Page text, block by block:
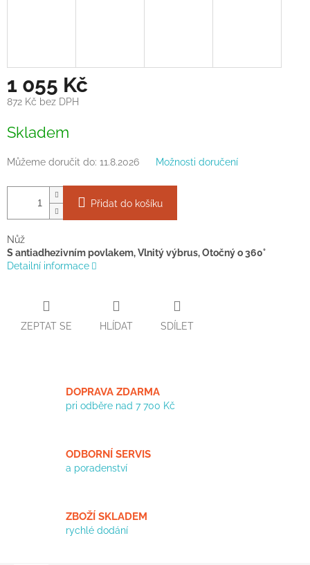
1 055 Kč
872 Kč bez DPH
cena:
Skladem
Můžeme doručit do: 11.8.2026 Možnosti doručení
Přidat do košíku
Nůž
S antiadhezivním povlakem, Vlnitý výbrus, Otočný o 360°
Detailní informace
ZEPTAT SE HLÍDAT SDÍLET
DOPRAVA ZDARMA
pri odběre nad 7 700 Kč
ODBORNÍ SERVIS
a poradenství
ZBOŽÍ SKLADEM
rychlé dodání